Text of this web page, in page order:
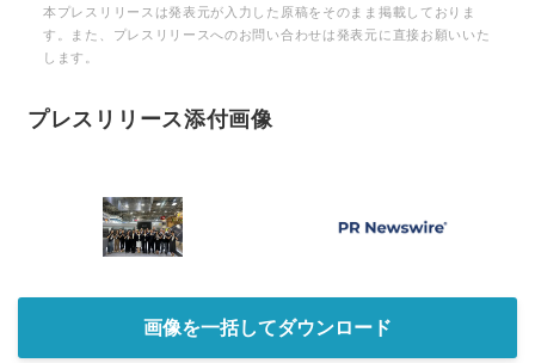
本プレスリリースは発表元が入力した原稿をそのまま掲載しておりま
す。また、プレスリリースへのお問い合わせは発表元に直接お願いいた
します。
プレスリリース添付画像
画像を一括してダウンロード